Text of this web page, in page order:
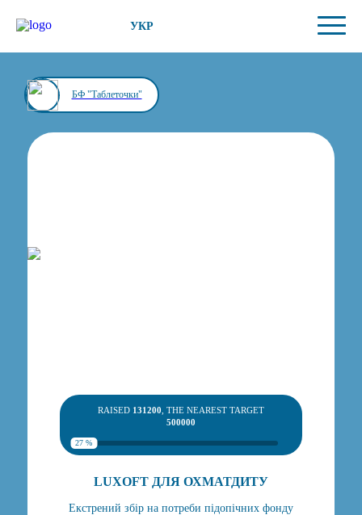
УКР
БФ "Таблеточки"
RAISED 131200 , THE NEAREST TARGET
500000
27 %
LUXOFT ДЛЯ ОХМАТДИТУ
Екстрений збір на потреби підопічних фонду